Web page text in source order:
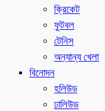
ক্রিকেট
ফুটবল
টেনিস
অন্যান্য খেলা
বিনোদন
হলিউড
ঢালিউড